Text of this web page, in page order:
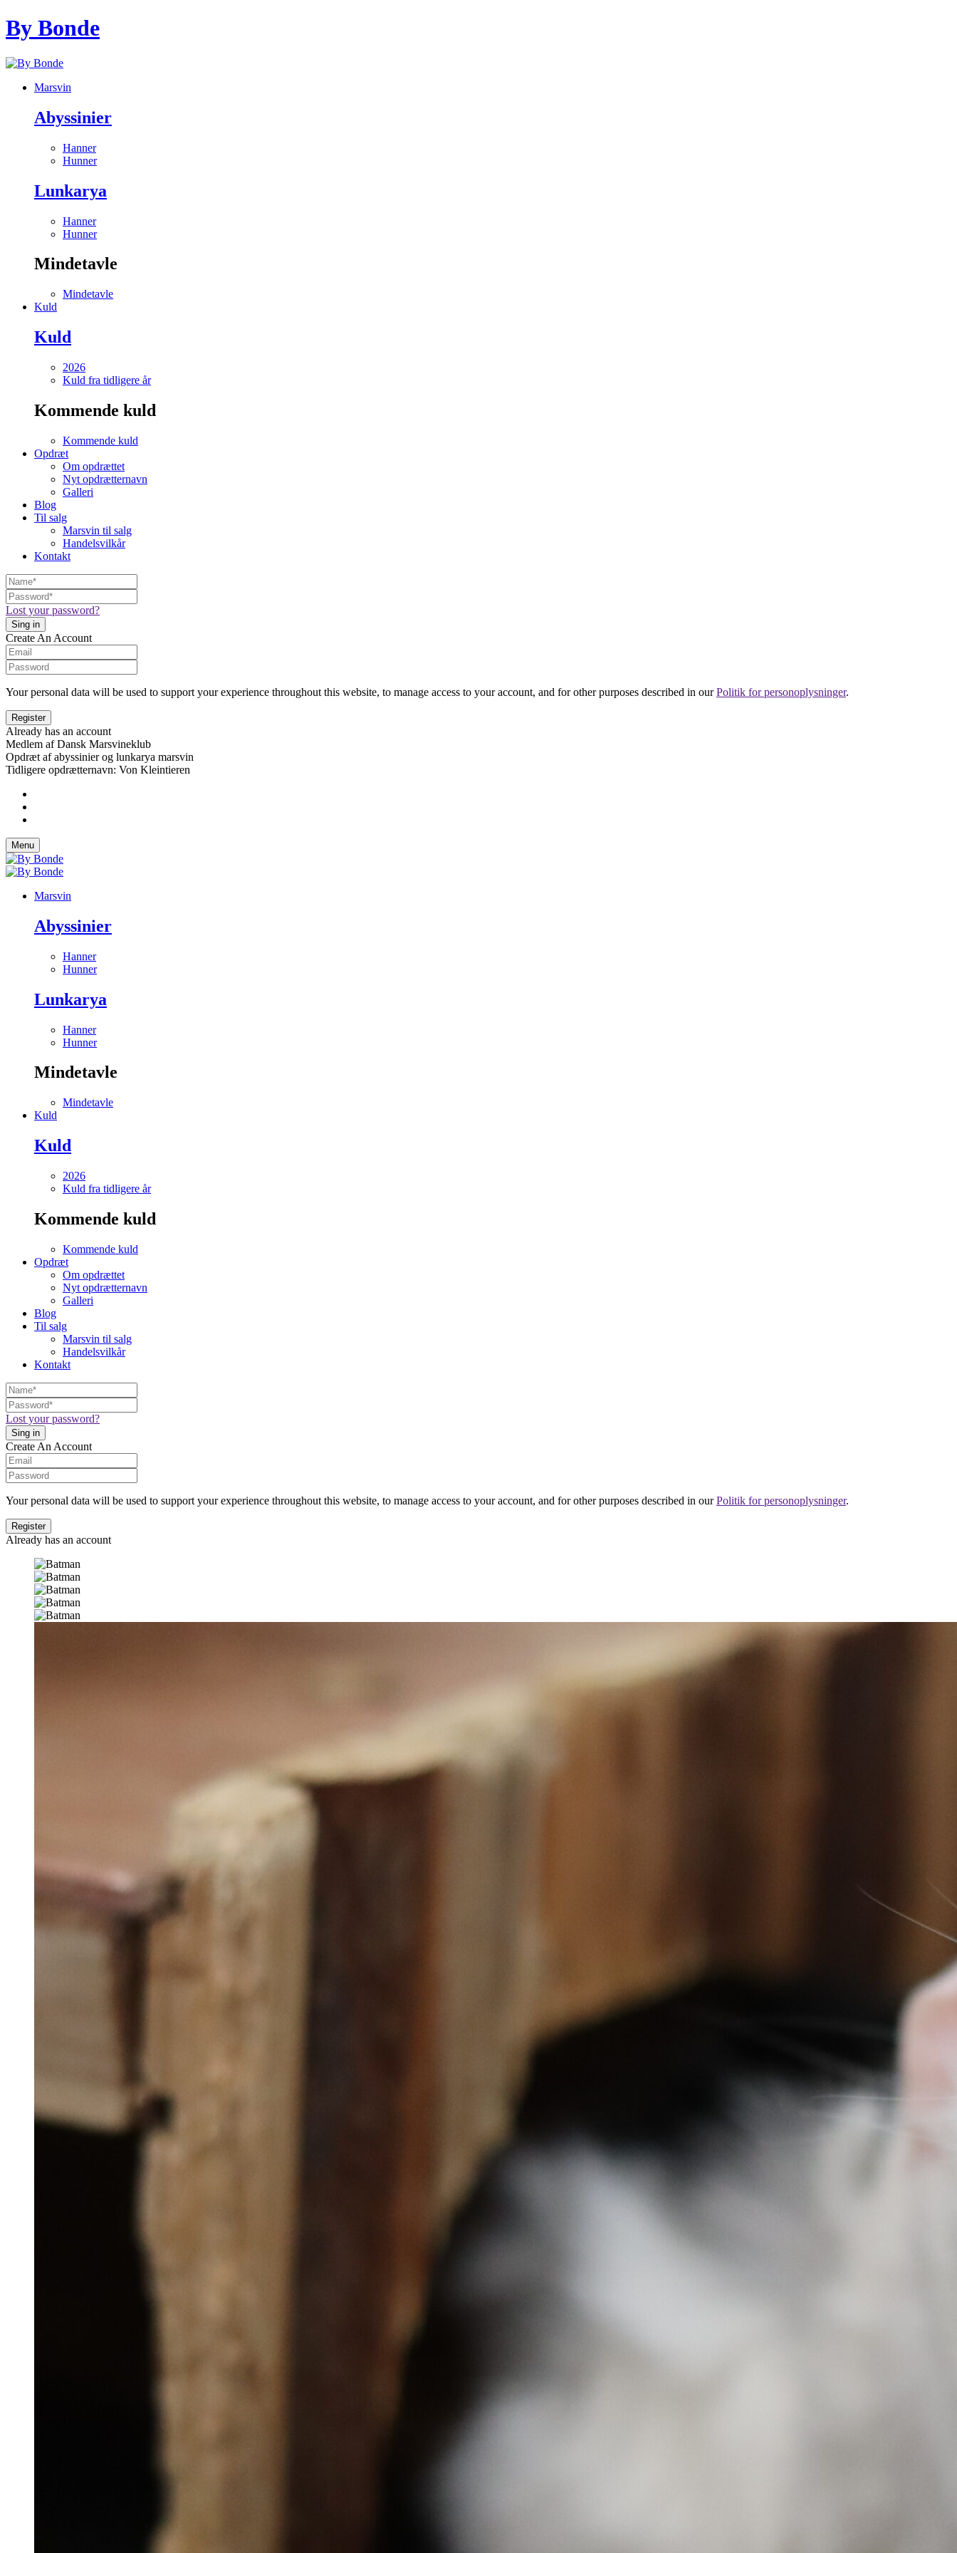
By Bonde
Marsvin
Abyssinier
Hanner
Hunner
Lunkarya
Hanner
Hunner
Mindetavle
Mindetavle
Kuld
Kuld
2026
Kuld fra tidligere år
Kommende kuld
Kommende kuld
Opdræt
Om opdrættet
Nyt opdrætternavn
Galleri
Blog
Til salg
Marsvin til salg
Handelsvilkår
Kontakt
Lost your password?
Create An Account
Your personal data will be used to support your experience throughout this website, to manage access to your account, and for other purposes described in ourPolitik for personoplysninger.
Already has an account
Medlem af Dansk Marsvineklub
Opdræt af abyssinier og lunkarya marsvin
Tidligere opdrætternavn: Von Kleintieren
Menu
Marsvin
Abyssinier
Hanner
Hunner
Lunkarya
Hanner
Hunner
Mindetavle
Mindetavle
Kuld
Kuld
2026
Kuld fra tidligere år
Kommende kuld
Kommende kuld
Opdræt
Om opdrættet
Nyt opdrætternavn
Galleri
Blog
Til salg
Marsvin til salg
Handelsvilkår
Kontakt
Lost your password?
Create An Account
Your personal data will be used to support your experience throughout this website, to manage access to your account, and for other purposes described in ourPolitik for personoplysninger.
Already has an account